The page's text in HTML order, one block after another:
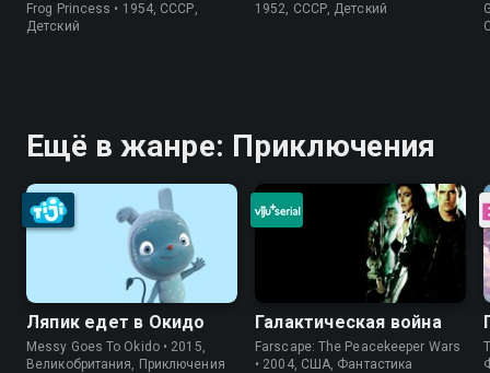
Frog Princess • 1954, СССР,
Детский
1952, СССР, Детский
Ещё в жанре: Приключения
Ляпик едет в Окидо
Messy Goes To Okido • 2015,
Великобритания, Приключения
Галактическая война
Farscape: The Peacekeeper Wars
• 2004, США, Фантастика